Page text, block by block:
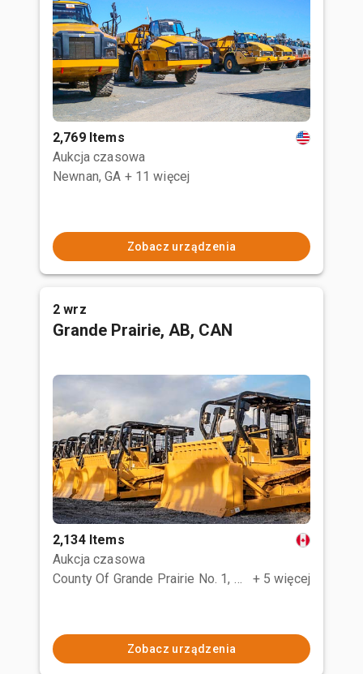
2,769 Items
Aukcja czasowa
Newnan, GA + 11 więcej
Zobacz urządzenia
2 wrz
Grande Prairie, AB, CAN
2,134 Items
Aukcja czasowa
County Of Grande Prairie No. 1, AB
+ 5 więcej
Zobacz urządzenia